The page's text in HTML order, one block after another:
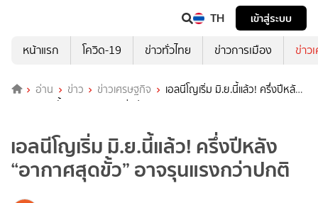
TH
เข้าสู่ระบบ
หน้าแรก
โควิด-19 ข่าวทั่วไทย ข่าวการเมือง ข่าว
อ่าน ข่าว ข่าวเศรษฐกิจ
เอลนีโญเริ่ม มิ.ย.นี้แล้ว! ครึ่งปีหลัง
“อากาศสุดขั้ว” อาจรุนแรงกว่าปกติ
เอลนีโญเริ่ม มิ.ย.นี้แล้ว! ครึ่งปีหลัง
“อากาศสุดขั้ว” อาจรุนแรงกว่าปกติ